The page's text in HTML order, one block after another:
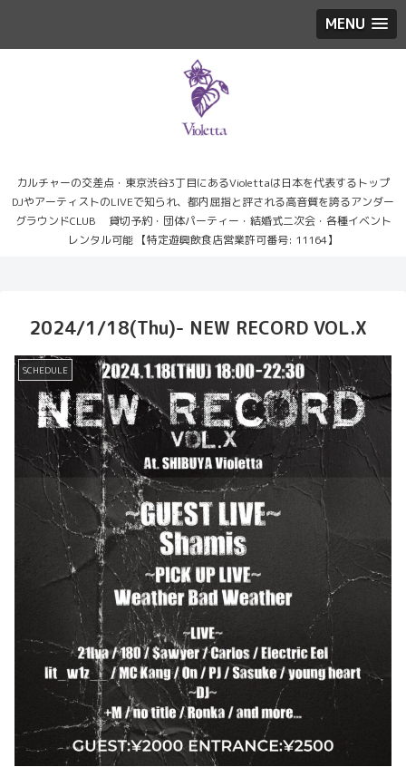
MENU
カルチャーの交差点・東京渋谷3丁目にあるViolettaは日本を代表するトップ
DJやアーティストのLIVEで知られ、都内屈指と評される高音質を誇るアンダー
グラウンドCLUB 貸切予約・団体パーティー・結婚式二次会・各種イベント
レンタル可能 【特定遊興飲食店営業許可番号: 11164】
2024/1/18(Thu)- NEW RECORD VOL.X
SCHEDULE